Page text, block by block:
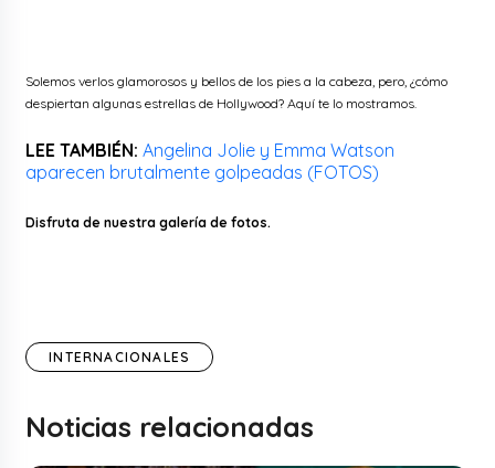
Solemos verlos glamorosos y bellos de los pies a la cabeza, pero, ¿cómo
despiertan algunas estrellas de Hollywood? Aquí te lo mostramos.
LEE TAMBIÉN:Angelina Jolie y Emma Watson
aparecen brutalmente golpeadas (FOTOS)
Disfruta de nuestra galería de fotos.
INTERNACIONALES
Noticias relacionadas